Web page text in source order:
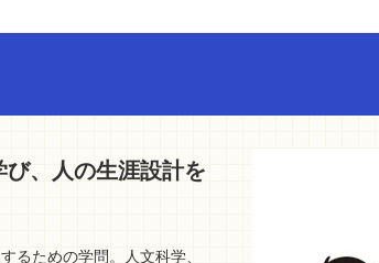
、人の生涯設計を
るための学問。人文科学、